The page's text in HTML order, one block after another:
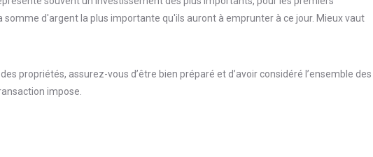
somme d'argent la plus importante qu'ils auront à emprunter à ce jour. Mieux vaut
propriétés, assurez-vous d’être bien préparé et d’avoir considéré l’ensemble des
impose.